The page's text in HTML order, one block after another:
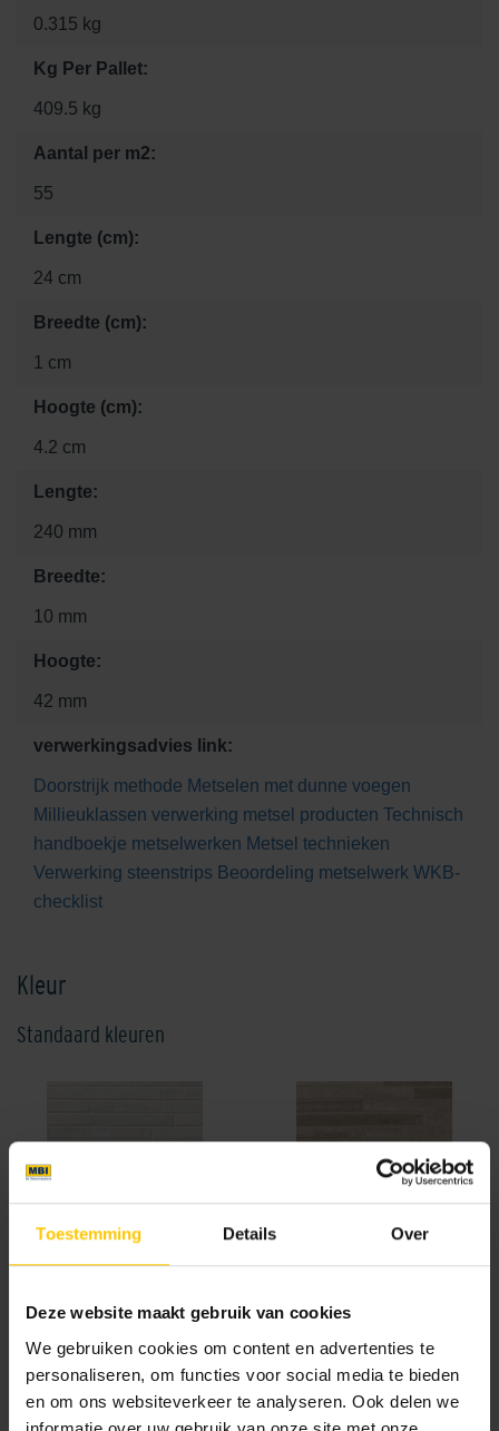
Toestemming Details Over
Deze website maakt gebruik van cookies
We gebruiken cookies om content en advertenties te
personaliseren, om functies voor social media te bieden
en om ons websiteverkeer te analyseren. Ook delen we
0.315 kg
Kg Per Pallet:
409.5 kg
Aantal per m2:
55
Lengte (cm):
24 cm
Breedte (cm):
1 cm
Hoogte (cm):
4.2 cm
Lengte:
240 mm
Breedte:
10 mm
Hoogte:
42 mm
verwerkingsadvies link:
Doorstrijk methode Metselen met dunne voegen
Millieuklassen verwerking metsel producten Technisch
handboekje metselwerken Metsel technieken
Verwerking steenstrips Beoordeling metselwerk WKB-
checklist
Kleur
Standaard kleuren